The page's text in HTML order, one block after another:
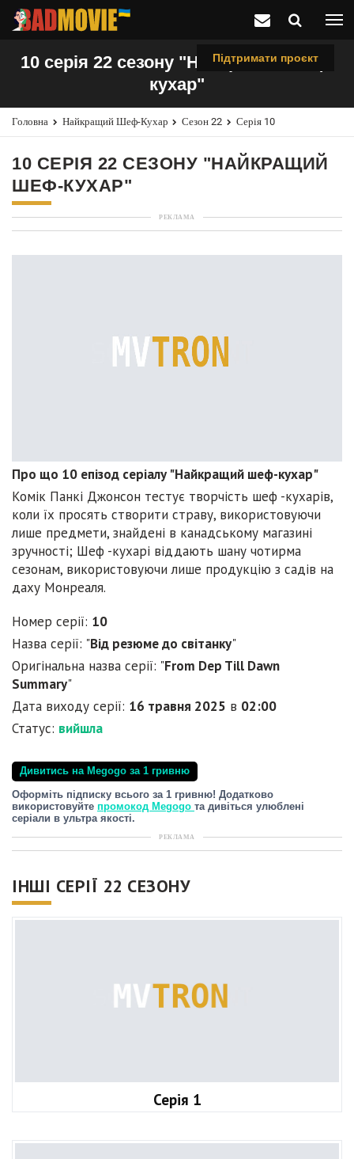
Підтримати проєкт
10 серія 22 сезону "Найкращий шеф-
кухар"
Головна Найкращий Шеф-Кухар Сезон 22 Серія 10
10 СЕРІЯ 22 СЕЗОНУ "НАЙКРАЩИЙ
ШЕФ-КУХАР"
РЕКЛАМА
Про що 10 епізод серіалу "Найкращий шеф-кухар"
Комік Панкі Джонсон тестує творчість шеф -кухарів,
коли їх просять створити страву, використовуючи
лише предмети, знайдені в канадському магазині
зручності; Шеф -кухарі віддають шану чотирма
сезонам, використовуючи лише продукцію з садів на
даху Монреаля.
Номер серії: 10
Назва серії: "Від резюме до світанку"
Оригінальна назва серії: "From Dep Till Dawn
Summary"
Дата виходу серії: 16 травня 2025 в 02:00
Статус: вийшла
Дивитись на Megogo за 1 гривню
Оформіть підписку всього за 1 гривню! Додатково
використовуйте промокод Megogo та дивіться улюблені
серіали в ультра якості.
РЕКЛАМА
ІНШІ СЕРІЇ 22 СЕЗОНУ
Серія 1